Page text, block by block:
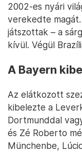
2002-es nyári
verekedte
játszottak – a
kívül. Végül
A Bayern
Az elátkozott
kibelezte a
Dortmunddal
és Zé Roberto
Münchenbe,